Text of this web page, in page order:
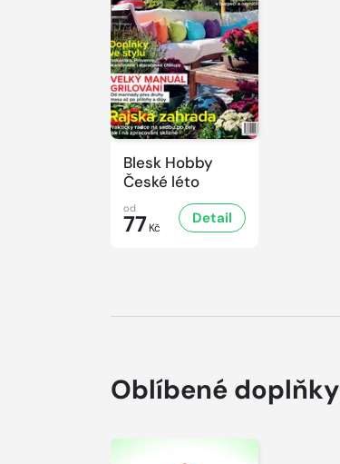
Blesk Hobby
České léto
od
77 Kč
Detail
Oblíbené doplňky